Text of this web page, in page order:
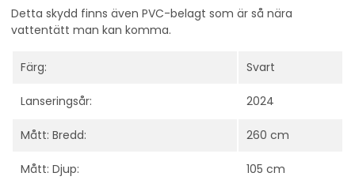
Detta skydd finns även PVC-belagt som är så nära
vattentätt man kan komma.
Färg: Svart
Lanseringsår: 2024
Mått: Bredd: 260 cm
Mått: Djup: 105 cm